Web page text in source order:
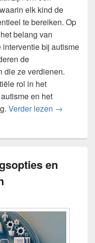
elk kind de
te bereiken. Op
belang van
bij autisme
de
die ze verdienen.
rol in het
en het
Verder lezen De rol van
→
en